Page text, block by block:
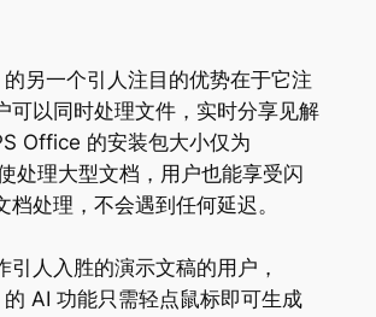
另一个引人注目的优势在于它注
可以同时处理文件，实时分享见解
Office 的安装包大小仅为
处理大型文档，用户也能享受闪
档处理，不会遇到任何延迟。
引人入胜的演示文稿的用户，
AI 功能只需轻点鼠标即可生成